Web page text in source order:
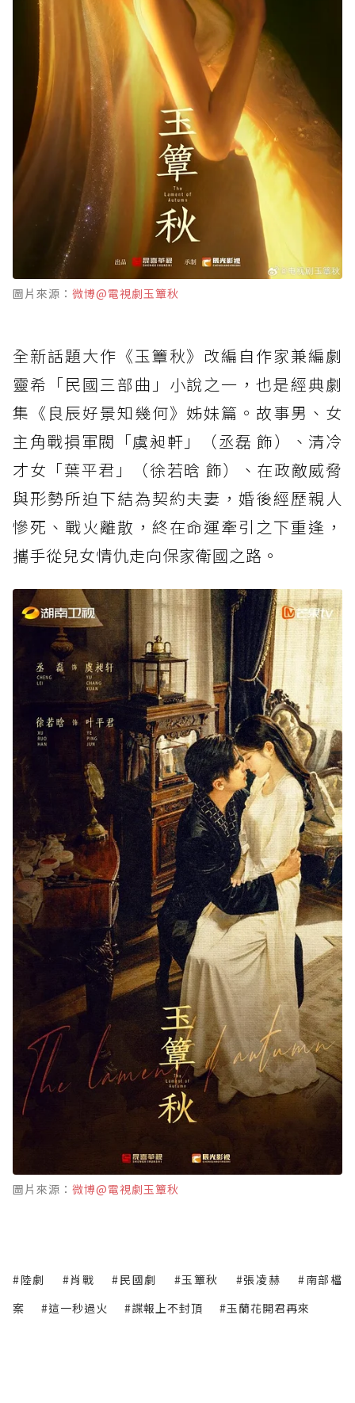
圖片來源： 微博@電視劇玉簟秋
全新話題大作《玉簟秋》改編自作家兼編劇
靈希「民國三部曲」小說之一，也是經典劇
集《良辰好景知幾何》姊妹篇。故事男、女
主角戰損軍閥「虞昶軒」（丞磊 飾）、清冷
才女「葉平君」（徐若晗 飾）、在政敵威脅
與形勢所迫下結為契約夫妻，婚後經歷親人
慘死、戰火離散，終在命運牽引之下重逢，
攜手從兒女情仇走向保家衛國之路。
圖片來源： 微博@電視劇玉簟秋
#陸劇 #肖戰 #民國劇 #玉簟秋 #張凌赫
#南部檔
案
#這一秒過火 #諜報上不封頂 #玉蘭花開君再來